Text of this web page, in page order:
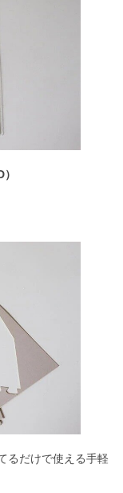
るだけで使える手軽